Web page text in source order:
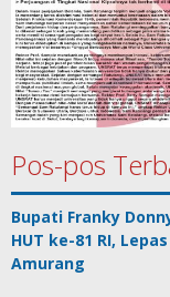
Pos-pos
Bupati Franky
HUT ke-81 RI,
Amurang